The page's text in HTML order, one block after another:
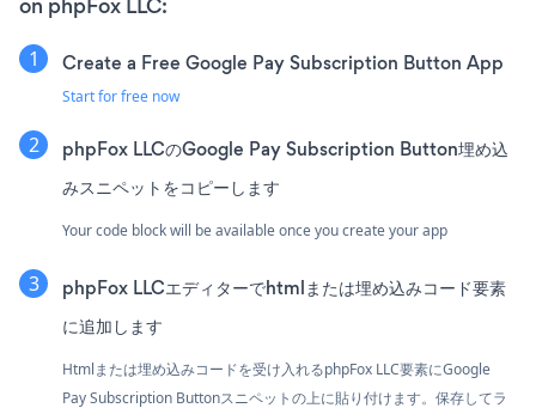
on phpFox LLC:
Create a Free Google Pay Subscription Button App
Start for free now
phpFox LLCのGoogle Pay Subscription Button埋め込
みスニペットをコピーします
Your code block will be available once you create your app
phpFox LLCエディターでhtmlまたは埋め込みコード要素
に追加します
Htmlまたは埋め込みコードを受け入れるphpFox LLC要素にGoogle
Pay Subscription Buttonスニペットの上に貼り付けます。保存してラ